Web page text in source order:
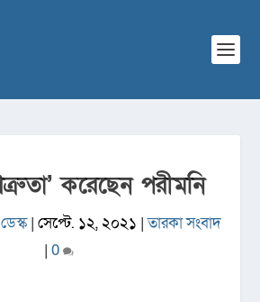
করেছেন পরীমনি
| সেপ্টে. ১২, ২০২১ |তারকা সংবাদ
| 0